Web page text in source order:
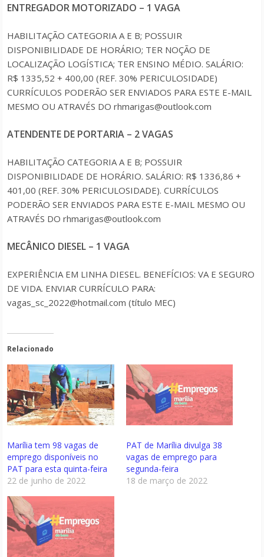
ENTREGADOR MOTORIZADO – 1 VAGA
HABILITAÇÃO CATEGORIA A E B; POSSUIR
DISPONIBILIDADE DE HORÁRIO; TER NOÇÃO DE
LOCALIZAÇÃO LOGÍSTICA; TER ENSINO MÉDIO. SALÁRIO:
R$ 1335,52 + 400,00 (REF. 30% PERICULOSIDADE)
CURRÍCULOS PODERÃO SER ENVIADOS PARA ESTE E-MAIL
MESMO OU ATRAVÉS DO rhmarigas@outlook.com
ATENDENTE DE PORTARIA – 2 VAGAS
HABILITAÇÃO CATEGORIA A E B; POSSUIR
DISPONIBILIDADE DE HORÁRIO. SALÁRIO: R$ 1336,86 +
401,00 (REF. 30% PERICULOSIDADE). CURRÍCULOS
PODERÃO SER ENVIADOS PARA ESTE E-MAIL MESMO OU
ATRAVÉS DO rhmarigas@outlook.com
MECÂNICO DIESEL – 1 VAGA
EXPERIÊNCIA EM LINHA DIESEL. BENEFÍCIOS: VA E SEGURO
DE VIDA. ENVIAR CURRÍCULO PARA:
vagas_sc_2022@hotmail.com (título MEC)
Relacionado
Marília tem 98 vagas de
emprego disponíveis no
PAT para esta quinta-feira
22 de junho de 2022
PAT de Marília divulga 38
vagas de emprego para
segunda-feira
18 de março de 2022